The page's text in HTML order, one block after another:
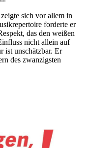
sich vor allem in
forderte er
das den weißen
nicht allein auf
ist unschätzbar. Er
des zwanzigsten